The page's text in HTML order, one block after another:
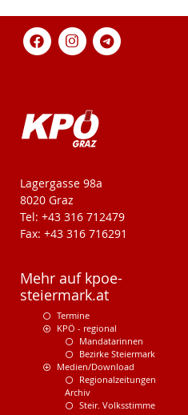
KPÖ-Steiermark
Lagergasse 98a
8020 Graz
Tel: +43 316 712479
Fax: +43 316 716291
Mehr auf kpoe-
steiermark.at
Termine
KPÖ - regional
Mandatarinnen
Bezirke Steiermark
Medien/Download
Regionalzeitungen
Archiv
Steir. Volksstimme